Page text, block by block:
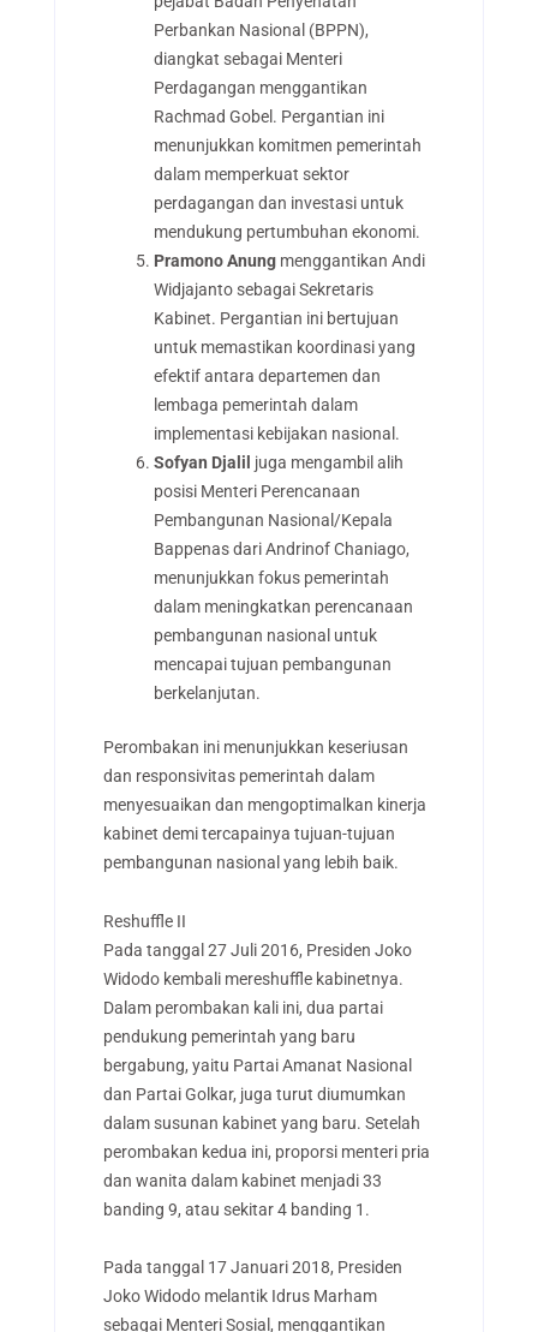
Perbankan Nasional (BPPN),
diangkat sebagai Menteri
Perdagangan menggantikan
Rachmad Gobel. Pergantian ini
menunjukkan komitmen pemerintah
dalam memperkuat sektor
perdagangan dan investasi untuk
mendukung pertumbuhan ekonomi.
Pramono Anungmenggantikan Andi
Widjajanto sebagai Sekretaris
Kabinet. Pergantian ini bertujuan
untuk memastikan koordinasi yang
efektif antara departemen dan
lembaga pemerintah dalam
implementasi kebijakan nasional.
Sofyan Djalil juga mengambil alih
posisi Menteri Perencanaan
Pembangunan Nasional/Kepala
Bappenas dari Andrinof Chaniago,
menunjukkan fokus pemerintah
dalam meningkatkan perencanaan
pembangunan nasional untuk
mencapai tujuan pembangunan
berkelanjutan.
Perombakan ini menunjukkan keseriusan
dan responsivitas pemerintah dalam
menyesuaikan dan mengoptimalkan kinerja
kabinet demi tercapainya tujuan-tujuan
pembangunan nasional yang lebih baik.
Reshuffle II
Pada tanggal 27 Juli 2016, Presiden Joko
Widodo kembali mereshuffle kabinetnya.
Dalam perombakan kali ini, dua partai
pendukung pemerintah yang baru
bergabung, yaitu Partai Amanat Nasional
dan Partai Golkar, juga turut diumumkan
dalam susunan kabinet yang baru. Setelah
perombakan kedua ini, proporsi menteri pria
dan wanita dalam kabinet menjadi 33
banding 9, atau sekitar 4 banding 1.
Pada tanggal 17 Januari 2018, Presiden
Joko Widodo melantik Idrus Marham
sebagai Menteri Sosial, menggantikan